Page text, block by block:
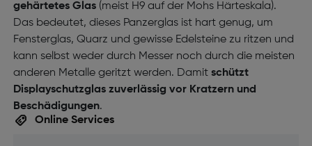
gehärtetes Glas(meist H9 auf der Mohs Härteskala).
Das bedeutet, dieses Panzerglas ist hart genug, um
Fensterglas, Quarz und gewisse Edelsteine zu ritzen und
kann selbst weder durch Messer noch durch die meisten
anderen Metalle geritzt werden. Damit schützt
Displayschutzglas zuverlässig vor Kratzern und
Beschädigungen.
Online Services